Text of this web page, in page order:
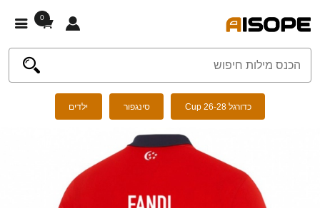
0
כדורגל Cup 26-28 סינגפור ילדים